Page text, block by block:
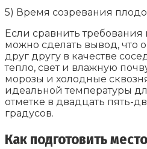
5) Время созревания
Если сравнить
можно сделать вывод, что
друг другу в качестве
тепло, свет и влажную
морозы и холодные
идеальной температуры
отметке в двадцать пять-
градусов.
Как подготовить место